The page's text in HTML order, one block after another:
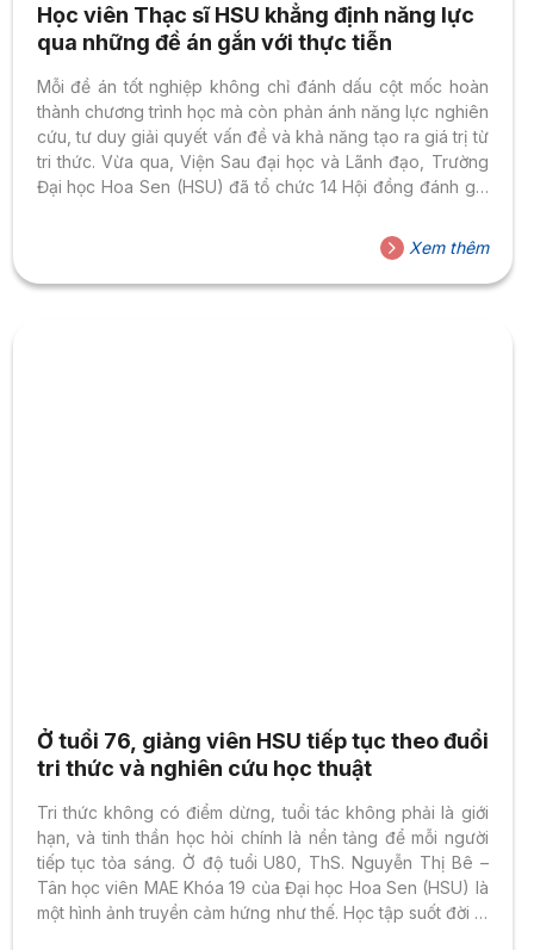
Học viên Thạc sĩ HSU khẳng định năng lực
qua những đề án gắn với thực tiễn
Mỗi đề án tốt nghiệp không chỉ đánh dấu cột mốc hoàn
thành chương trình học mà còn phản ánh năng lực nghiên
cứu, tư duy giải quyết vấn đề và khả năng tạo ra giá trị từ
tri thức. Vừa qua, Viện Sau đại học và Lãnh đạo, Trường
Đại học Hoa Sen (HSU) đã tổ chức 14 Hội đồng đánh giá
Quản trị Kinh doanh (MBA) và Thạc sĩ Ngôn ngữ Anh
(MAE), ghi nhận nhiều đề tài có tính ứng dụng cao, xuất
phát từ...
Xem thêm
Ở tuổi 76, giảng viên HSU tiếp tục theo đuổi
tri thức và nghiên cứu học thuật
Tri thức không có điểm dừng, tuổi tác không phải là giới
hạn, và tinh thần học hỏi chính là nền tảng để mỗi người
tiếp tục tỏa sáng. Ở độ tuổi U80, ThS. Nguyễn Thị Bê –
Tân học viên MAE Khóa 19 của Đại học Hoa Sen (HSU) là
một hình ảnh truyền cảm hứng như thế. Học tập suốt đời là